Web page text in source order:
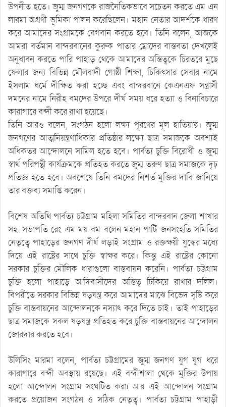
উপনীত হতে। জুম্ম জনগণকে রাজনৈতিকভাবে সচেতন করতে এম এন
লারমা অগ্রণী ভূমিকা পালন করেছিলেন। মহান নেতার আদর্শকে ধারণ
করে আমাদের সংগ্রামকে বেগবান করতে হবে। তিনি বলেন, আজকে
আমরা বর্তমান বান্দরবানের কুরুক পাতার ম্রোদের বাস্তবতা দেখলেই
অনুধাবন করতে পারি পাহাড় থেকে আমাদের অস্তিত্বকে চিরতরে মুছে
ফেলার জন্য বিভিন্ন মৌলবাদী গোষ্ঠী শিক্ষা, চিকিৎসার সেবার নামে
ইসলাম ধর্মে দীক্ষিত করা হচ্ছে এবং বান্দরবানে কেএনএফ সন্ত্রাসী
দমনের নামে নিরীহ বমদের উপরে দীর্ঘ সময় ধরে হত্যা ও বিনাবিচারে
কারাগারে বন্দী করে রাখা হয়েছে।
তিনি আরও বলেন, সংগঠন হলো লক্ষ্য পূরণের মূল হাতিয়ার। জুম্ম
জনগণের আত্মনিয়ন্ত্রণাধিকার প্রতিষ্ঠার লক্ষ্যে ছাত্র সমাজকে অবশ্যই
অধিকতর আন্দোলনে সামিল হতে হবে। পার্বত্য চুক্তি বিরোধী ও জুম্ম
স্বার্থ পরিপন্থী কার্যক্রমকে প্রতিহত করতে জুম্ম তরুণ ছাত্র সমাজকে দৃঢ়
প্রতিজ্ঞ হতে হবে। অবশেষে তিনি বমদের নিশর্ত মুক্তির দাবি জানিয়ে
তার বক্তব্য সমাপ্তি করেন।
বিশেষ অতিথি পার্বত্য চট্টগ্রাম মহিলা সমিতির বান্দরবান জেলা শাখার
সহ-সভাপতি রেং এম ময় বম বলেন মহান পার্টি জনসংহতি সমিতির
নেতৃত্বে পাহাড়ের জনগণ দীর্ঘ লড়াই সংগ্রাম ও রক্তক্ষয়ী যুদ্ধের মধ্যে
দিয়ে এই রাষ্ট্রের সাথে চুক্তি স্বাক্ষর করে। কিন্তু এই রাষ্ট্রের কোনো
সরকার চুক্তির মৌলিক ধারাগুলো বাস্তবায়ন করেনি। পার্বত্য চট্টগ্রাম
চুক্তি হলো পাহাড়ে আদিবাসীদের অস্তিত্ব টিকিয়ে রাখার দলিল।
বিপরীতে সরকার বিভিন্ন ষড়যন্ত্র করে আমাদের মাঝে বিভেদ সৃষ্টি করে
চুক্তি বাস্তবায়নের আন্দোলনকে নস্যাৎ করে দিতে চাই। তাই পাহাড়ের
ছাত্র সমাজকে সকল ষড়যন্ত্র প্রতিহত করে চুক্তি বাস্তবায়নের আন্দোলন
জোরদার করতে হবে।
উলিসিং মারমা বলেন, পার্বত্য চট্টগ্রামের জুম্ম জনগণ যুগ যুগ ধরে
কারাগারে বন্দী অবস্থায় রয়েছে। এই বন্দীশালা থেকে মুক্তির উপায়
হলো আন্দোলন সংগ্রাম সংঘটিত করা৷ আর এই আন্দোলন সংগ্রাম
করতে প্রয়োজন সংগঠন ও সঠিক নেতৃত্ব। পার্বত্য চট্টগ্রাম পাহাড়ী